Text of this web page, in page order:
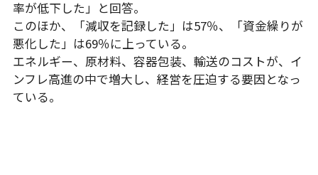
率が低下した」と回答。
このほか、「減収を記録した」は57％、「資金繰りが
悪化した」は69％に上っている。
エネルギー、原材料、容器包装、輸送のコストが、イ
ンフレ高進の中で増大し、経営を圧迫する要因となっ
ている。